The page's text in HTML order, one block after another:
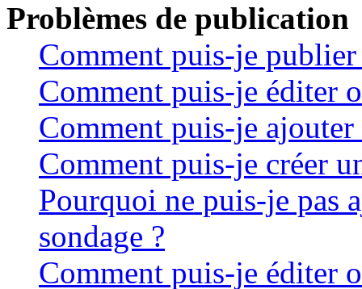
Problèmes de publication
Comment puis-je
Comment puis-je éditer
Comment puis-je ajouter
Comment puis-je créer
Pourquoi ne puis-je pas
sondage ?
Comment puis-je éditer